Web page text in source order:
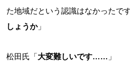
た地域だという認識はなかったで
しょうか」
松田氏「 大変難しいです…… 」